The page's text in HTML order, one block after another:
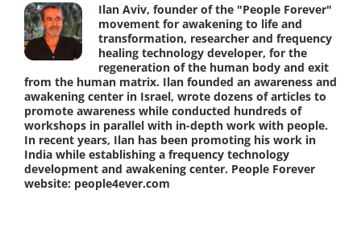
Ilan Aviv, founder of the "People Forever"
movement for awakening to life and
transformation, researcher and frequency
healing technology developer, for the
regeneration of the human body and exit
from the human matrix. Ilan founded an awareness and
awakening center in Israel, wrote dozens of articles to
promote awareness while conducted hundreds of
workshops in parallel with in-depth work with people.
In recent years, Ilan has been promoting his work in
India while establishing a frequency technology
development and awakening center. People Forever
website: people4ever.com